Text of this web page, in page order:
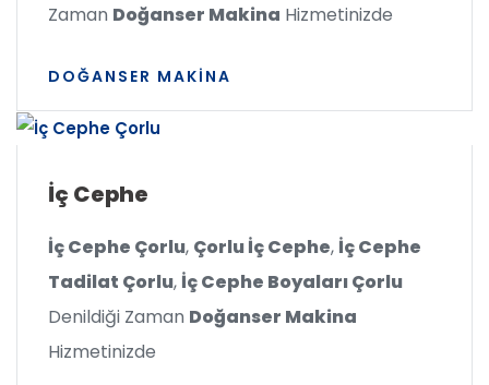
Zaman Doğanser Makina Hizmetinizde
DOĞANSER MAKINA
İç Cephe
İç Cephe Çorlu, Çorlu İç Cephe, İç Cephe
Tadilat Çorlu, İç Cephe Boyaları Çorlu
Denildiği Zaman Doğanser Makina
Hizmetinizde